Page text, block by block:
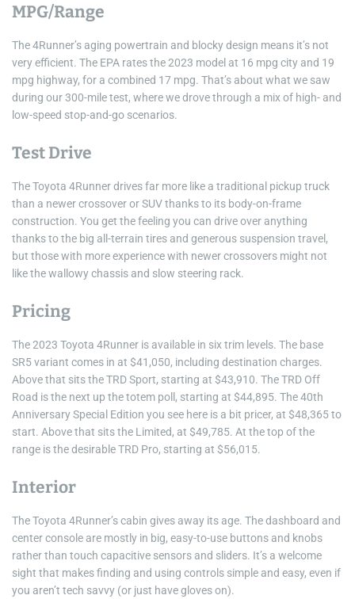
MPG/Range
The 4Runner’s aging powertrain and blocky design means it’s not
very efficient. The EPA rates the 2023 model at 16 mpg city and 19
mpg highway, for a combined 17 mpg. That’s about what we saw
during our 300-mile test, where we drove through a mix of high- and
low-speed stop-and-go scenarios.
Test Drive
The Toyota 4Runner drives far more like a traditional pickup truck
than a newer crossover or SUV thanks to its body-on-frame
construction. You get the feeling you can drive over anything
thanks to the big all-terrain tires and generous suspension travel,
but those with more experience with newer crossovers might not
like the wallowy chassis and slow steering rack.
Pricing
The 2023 Toyota 4Runner is available in six trim levels. The base
SR5 variant comes in at $41,050, including destination charges.
Above that sits the TRD Sport, starting at $43,910. The TRD Off
Road is the next up the totem poll, starting at $44,895. The 40th
Anniversary Special Edition you see here is a bit pricer, at $48,365 to
start. Above that sits the Limited, at $49,785. At the top of the
range is the desirable TRD Pro, starting at $56,015.
Interior
The Toyota 4Runner’s cabin gives away its age. The dashboard and
center console are mostly in big, easy-to-use buttons and knobs
rather than touch capacitive sensors and sliders. It’s a welcome
sight that makes finding and using controls simple and easy, even if
you aren’t tech savvy (or just have gloves on).